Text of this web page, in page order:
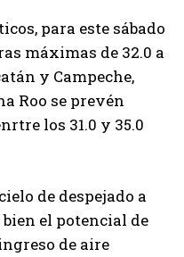
para este sábado
máximas de 32.0 a
y Campeche,
Roo se prevén
los 31.0 y 35.0
de despejado a
el potencial de
de aire